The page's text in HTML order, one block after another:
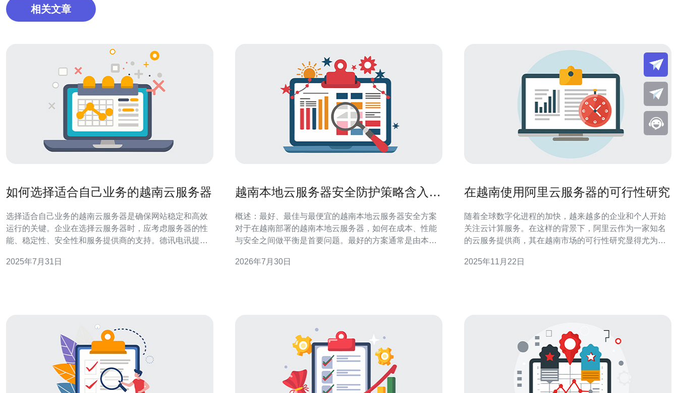
相关文章
如何选择适合自己业务的越南云服务器
选择适合自己业务的越南云服务器是确保网站稳定和高效
运行的关键。企业在选择云服务器时，应考虑服务器的性
能、稳定性、安全性和服务提供商的支持。德讯电讯提供
的优选方案。 1. 了解云服务器的基本概念 在选择越南云服
2025年7月31日
越南本地云服务器安全防护策略含入侵
概述：最好、最佳与最便宜的越南本地云服务器安全方案
对于在越南部署的越南本地云服务器，如何在成本、性能
与安全之间做平衡是首要问题。最好的方案通常是由本地
WAF、托管SIEM与24/7 SOC），可提供最低延迟与合规
2026年7月30日
在越南使用阿里云服务器的可行性研究
随着全球数字化进程的加快，越来越多的企业和个人开始
关注云计算服务。在这样的背景下，阿里云作为一家知名
的云服务提供商，其在越南市场的可行性研究显得尤为重
面，对在越南使用阿里云服务器的可行性进行深入探讨。
2025年11月22日